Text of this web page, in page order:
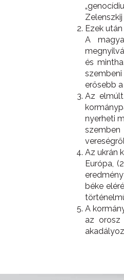
Ezek
A
és
szembeni
erősebb
Az
nyerheti
Az ukrán
Európa,
béke
A
az orosz